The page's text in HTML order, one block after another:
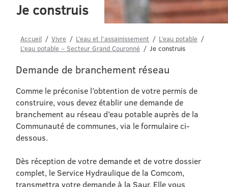
Je construis
Accueil Vivre L’eau et l’assainissement
L’eau potable
L’eau potable – Secteur Grand Couronné
Je construis
Demande de branchement réseau
Comme le préconise l’obtention de votre permis de
construire, vous devez établir une demande de
branchement au réseau d’eau potable auprès de la
Communauté de communes, via le formulaire ci-
dessous.
Dès réception de votre demande et de votre dossier
complet, le Service Hydraulique de la Comcom,
transmettra votre demande à la Saur. Elle vous